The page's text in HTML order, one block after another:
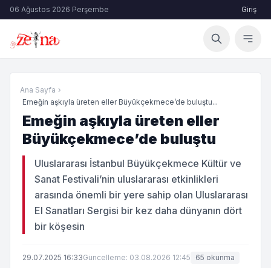
06 Ağustos 2026 Perşembe Giriş
Ana Sayfa ›
Emeğin aşkıyla üreten eller Büyükçekmece’de buluştu...
Emeğin aşkıyla üreten eller
Büyükçekmece’de buluştu
Uluslararası İstanbul Büyükçekmece Kültür ve
Sanat Festivali’nin uluslararası etkinlikleri
arasında önemli bir yere sahip olan Uluslararası
El Sanatları Sergisi bir kez daha dünyanın dört
bir köşesin
29.07.2025 16:33Güncelleme: 03.08.2026 12:45 65 okunma